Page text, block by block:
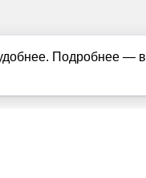
Подробнее — в